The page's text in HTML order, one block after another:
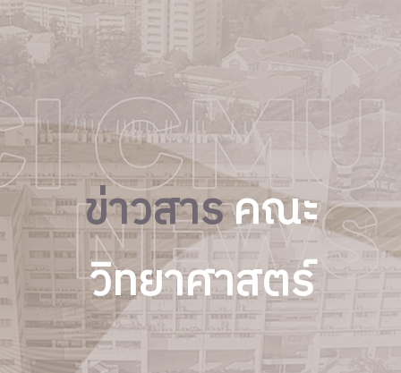
ข่าวสารคณะ
วิทยาศาสตร์